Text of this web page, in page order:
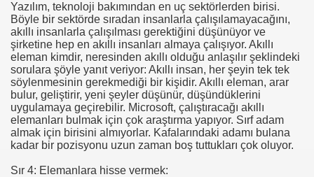
Yazılım, teknoloji bakımından en uç sektörlerden birisi.
Böyle bir sektörde sıradan insanlarla çalışılamayacağını,
akıllı insanlarla çalışılması gerektiğini düşünüyor ve
şirketine hep en akıllı insanları almaya çalışıyor. Akıllı
eleman kimdir, neresinden akıllı olduğu anlaşılır şeklindeki
sorulara şöyle yanıt veriyor: Akıllı insan, her şeyin tek tek
söylenmesinin gerekmediği bir kişidir. Akıllı eleman, arar
bulur, geliştirir, yeni şeyler düşünür, düşündüklerini
uygulamaya geçirebilir. Microsoft, çalıştıracağı akıllı
elemanları bulmak için çok araştırma yapıyor. Sırf adam
almak için birisini almıyorlar. Kafalarındaki adamı bulana
kadar bir pozisyonu uzun zaman boş tuttukları çok oluyor.
Sır 4: Elemanlara hisse vermek: